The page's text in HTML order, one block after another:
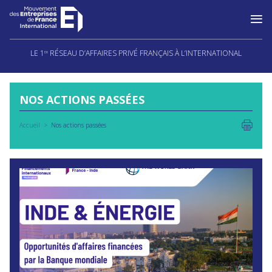
Aller
LE 1 ER RÉSEAU D’AFFAIRES PRIVÉ FRANÇAIS À L’INTERNATIONAL
NOS ACTIONS PASSÉES
Accueil Nos actions passées